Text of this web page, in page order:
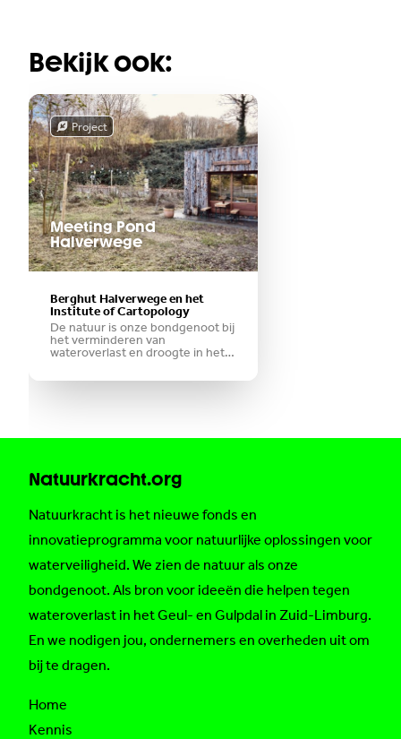
Bekijk ook:
Project
Meeting Pond
Halverwege
Berghut Halverwege en het
Institute of Cartopology
De natuur is onze bondgenoot bij
het verminderen van
wateroverlast en droogte in het
heuvellandschap. Een nieuw
fonds Natuurkracht, mogelijk
Natuurkracht.org
Natuurkracht is het nieuwe fonds en
innovatieprogramma voor natuurlijke oplossingen voor
waterveiligheid. We zien de natuur als onze
bondgenoot. Als bron voor ideeën die helpen tegen
wateroverlast in het Geul- en Gulpdal in Zuid-Limburg.
En we nodigen jou, ondernemers en overheden uit om
bij te dragen.
Home
Kennis